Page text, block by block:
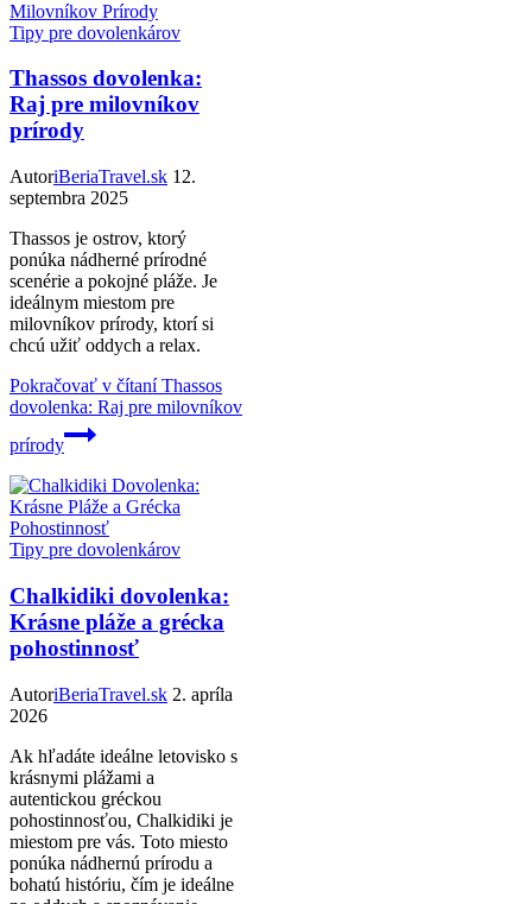
Tipy pre dovolenkárov
Thassos dovolenka:
Raj pre milovníkov
prírody
AutoriBeriaTravel.sk 12.
septembra 2025
Thassos je ostrov, ktorý
ponúka nádherné prírodné
scenérie a pokojné pláže. Je
ideálnym miestom pre
milovníkov prírody, ktorí si
chcú užiť oddych a relax.
Pokračovať v čítaníThassos
dovolenka: Raj pre milovníkov
prírody
Tipy pre dovolenkárov
Chalkidiki dovolenka:
Krásne pláže a grécka
pohostinnosť
AutoriBeriaTravel.sk 2. apríla
2026
Ak hľadáte ideálne letovisko s
krásnymi plážami a
autentickou gréckou
pohostinnosťou, Chalkidiki je
miestom pre vás. Toto miesto
ponúka nádhernú prírodu a
bohatú históriu, čím je ideálne